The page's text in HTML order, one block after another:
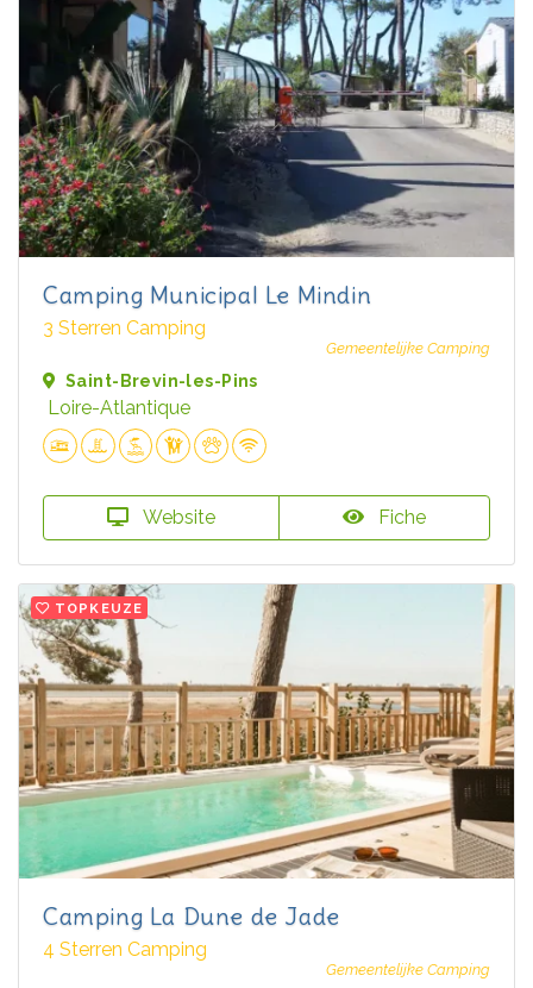
Camping Municipal Le Mindin
3 Sterren Camping
Gemeentelijke Camping
Saint-Brevin-les-Pins
Loire-Atlantique
Website Fiche
TOPKEUZE
Camping La Dune de Jade
4 Sterren Camping
Gemeentelijke Camping